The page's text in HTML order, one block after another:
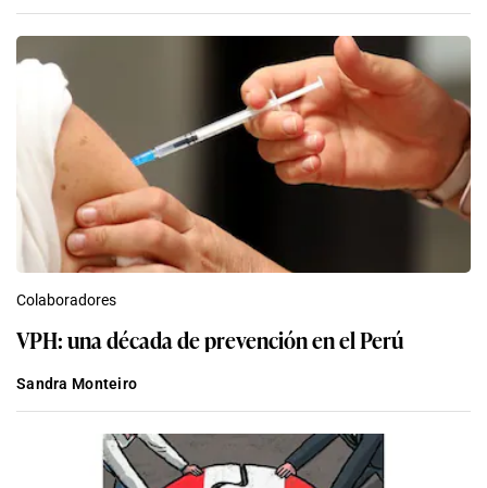
Colaboradores
VPH: una década de prevención en el Perú
Sandra Monteiro